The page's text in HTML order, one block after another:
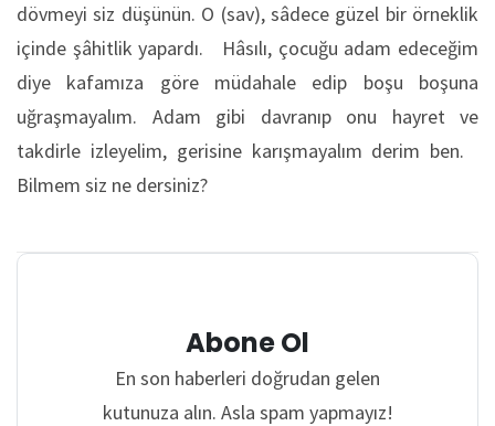
dövmeyi siz düşünün. O (sav), sâdece güzel bir örneklik
içinde şâhitlik yapardı. Hâsılı, çocuğu adam edeceğim
diye kafamıza göre müdahale edip boşu boşuna
uğraşmayalım. Adam gibi davranıp onu hayret ve
takdirle izleyelim, gerisine karışmayalım derim ben.
Bilmem siz ne dersiniz?
Abone Ol
En son haberleri doğrudan gelen
kutunuza alın. Asla spam yapmayız!